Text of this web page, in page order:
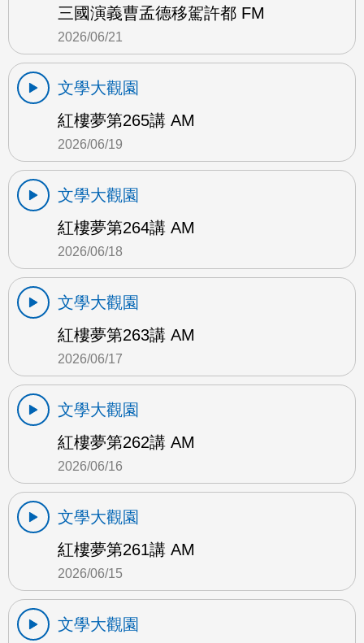
三國演義曹孟德移駕許都 FM
2026/06/21
文學大觀園
紅樓夢第265講 AM
2026/06/19
文學大觀園
紅樓夢第264講 AM
2026/06/18
文學大觀園
紅樓夢第263講 AM
2026/06/17
文學大觀園
紅樓夢第262講 AM
2026/06/16
文學大觀園
紅樓夢第261講 AM
2026/06/15
文學大觀園